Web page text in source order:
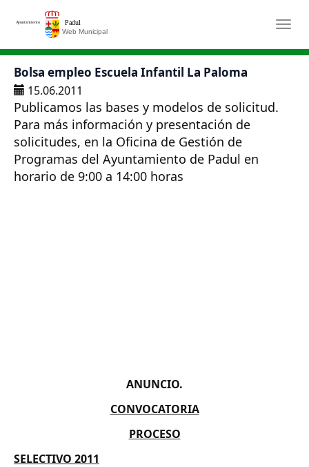
Saltar al contenido principal
Bolsa empleo Escuela Infantil La Paloma
15.06.2011
Publicamos las bases y modelos de solicitud.
Para más información y presentación de
solicitudes, en la Oficina de Gestión de
Programas del Ayuntamiento de Padul en
horario de 9:00 a 14:00 horas
ANUNCIO.
CONVOCATORIA
PROCESO
SELECTIVO 2011